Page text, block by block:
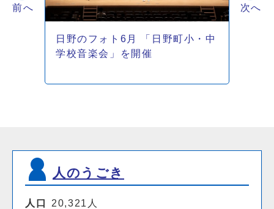
前へ
日野のフォト6月 「日野町小・中
学校音楽会」を開催
次へ
人のうごき
人口
20,321人